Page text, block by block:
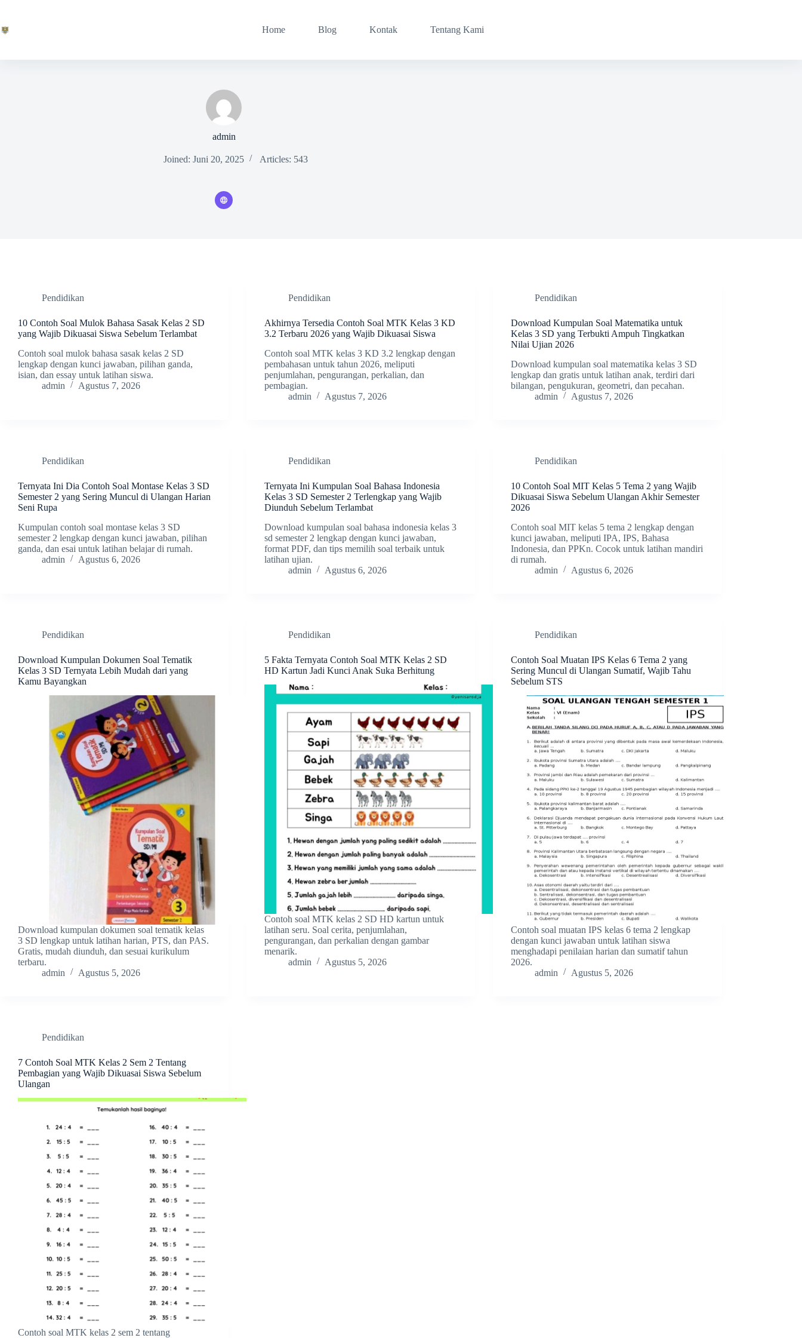
content
Home Blog Kontak Tentang Kami
admin
Joined: Juni 20, 2025 Articles: 543
Pendidikan
10 Contoh Soal Mulok Bahasa Sasak Kelas 2 SD
yang Wajib Dikuasai Siswa Sebelum Terlambat
Contoh soal mulok bahasa sasak kelas 2 SD
lengkap dengan kunci jawaban, pilihan ganda,
isian, dan essay untuk latihan siswa.
admin
Agustus 7, 2026
Pendidikan
Akhirnya Tersedia Contoh Soal MTK Kelas 3 KD
3.2 Terbaru 2026 yang Wajib Dikuasai Siswa
Contoh soal MTK kelas 3 KD 3.2 lengkap dengan
pembahasan untuk tahun 2026, meliputi
penjumlahan, pengurangan, perkalian, dan
pembagian.
admin
Agustus 7, 2026
Pendidikan
Download Kumpulan Soal Matematika untuk
Kelas 3 SD yang Terbukti Ampuh Tingkatkan
Nilai Ujian 2026
Download kumpulan soal matematika kelas 3 SD
lengkap dan gratis untuk latihan anak, terdiri dari
bilangan, pengukuran, geometri, dan pecahan.
admin
Agustus 7, 2026
Pendidikan
Ternyata Ini Dia Contoh Soal Montase Kelas 3 SD
Semester 2 yang Sering Muncul di Ulangan Harian
Seni Rupa
Kumpulan contoh soal montase kelas 3 SD
semester 2 lengkap dengan kunci jawaban, pilihan
ganda, dan esai untuk latihan belajar di rumah.
admin
Agustus 6, 2026
Pendidikan
Ternyata Ini Kumpulan Soal Bahasa Indonesia
Kelas 3 SD Semester 2 Terlengkap yang Wajib
Diunduh Sebelum Terlambat
Download kumpulan soal bahasa indonesia kelas 3
sd semester 2 lengkap dengan kunci jawaban,
format PDF, dan tips memilih soal terbaik untuk
latihan ujian.
admin
Agustus 6, 2026
Pendidikan
10 Contoh Soal MIT Kelas 5 Tema 2 yang Wajib
Dikuasai Siswa Sebelum Ulangan Akhir Semester
2026
Contoh soal MIT kelas 5 tema 2 lengkap dengan
kunci jawaban, meliputi IPA, IPS, Bahasa
Indonesia, dan PPKn. Cocok untuk latihan mandiri
di rumah.
admin
Agustus 6, 2026
Pendidikan
Download Kumpulan Dokumen Soal Tematik
Kelas 3 SD Ternyata Lebih Mudah dari yang
Kamu Bayangkan
Download kumpulan dokumen soal tematik kelas
3 SD lengkap untuk latihan harian, PTS, dan PAS.
Gratis, mudah diunduh, dan sesuai kurikulum
terbaru.
admin
Agustus 5, 2026
Pendidikan
5 Fakta Ternyata Contoh Soal MTK Kelas 2 SD
HD Kartun Jadi Kunci Anak Suka Berhitung
Contoh soal MTK kelas 2 SD HD kartun untuk
latihan seru. Soal cerita, penjumlahan,
pengurangan, dan perkalian dengan gambar
menarik.
admin
Agustus 5, 2026
Pendidikan
Contoh Soal Muatan IPS Kelas 6 Tema 2 yang
Sering Muncul di Ulangan Sumatif, Wajib Tahu
Sebelum STS
Contoh soal muatan IPS kelas 6 tema 2 lengkap
dengan kunci jawaban untuk latihan siswa
menghadapi penilaian harian dan sumatif tahun
2026.
admin
Agustus 5, 2026
Pendidikan
7 Contoh Soal MTK Kelas 2 Sem 2 Tentang
Pembagian yang Wajib Dikuasai Siswa Sebelum
Ulangan
Contoh soal MTK kelas 2 sem 2 tentang